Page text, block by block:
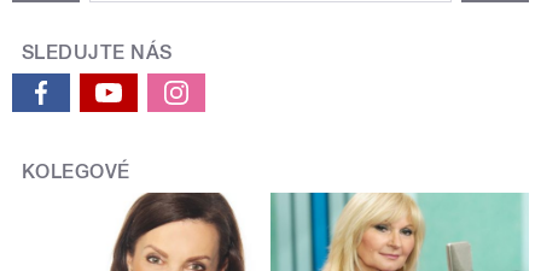
SLEDUJTE NÁS
KOLEGOVÉ